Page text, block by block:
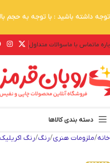
ماتماس با ماسوالات متداول
دسته بندی کالاها
خانه ملزومات هنری رنگ رنگ اکریلیک
توجه داشته باشید : با توجه به حجم